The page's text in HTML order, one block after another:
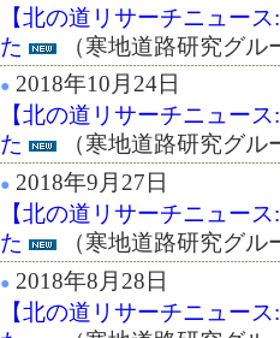
【北の道リサーチニュー
た
（寒地道路研究グル
● 2018年10月24日
【北の道リサーチニュー
た
（寒地道路研究グル
● 2018年9月27日
【北の道リサーチニュー
た
（寒地道路研究グル
● 2018年8月28日
【北の道リサーチニュー